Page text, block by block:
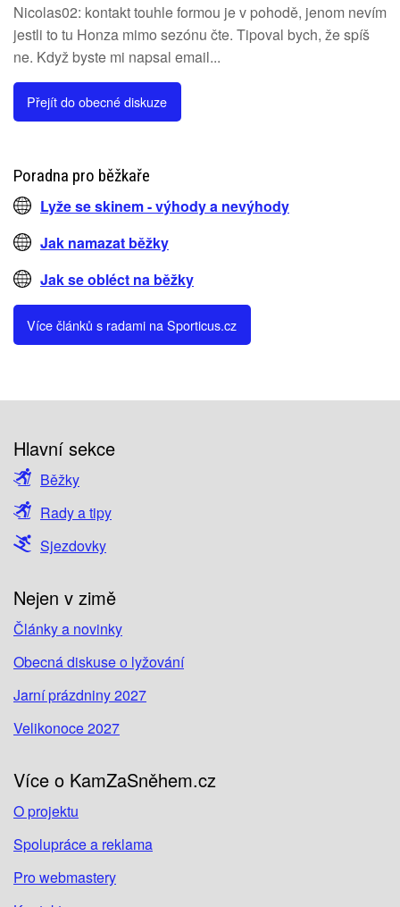
Nicolas02: kontakt touhle formou je v pohodě, jenom nevím
jestli to tu Honza mimo sezónu čte. Tipoval bych, že spíš
ne. Když byste mi napsal email...
Přejít do obecné diskuze
Poradna pro běžkaře
Lyže se skinem - výhody a nevýhody
Jak namazat běžky
Jak se obléct na běžky
Více článků s radami na Sporticus.cz
Hlavní sekce
Běžky
Rady a tipy
Sjezdovky
Nejen v zimě
Články a novinky
Obecná diskuse o lyžování
Jarní prázdniny 2027
Velikonoce 2027
Více o KamZaSněhem.cz
O projektu
Spolupráce a reklama
Pro webmastery